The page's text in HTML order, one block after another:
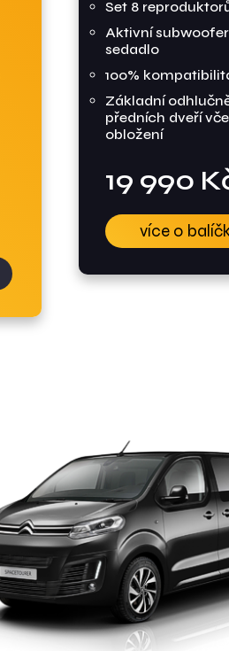
Set 8
Aktivní
sedadlo
100%
Základní
předních dveří
obložení
19 990
více o